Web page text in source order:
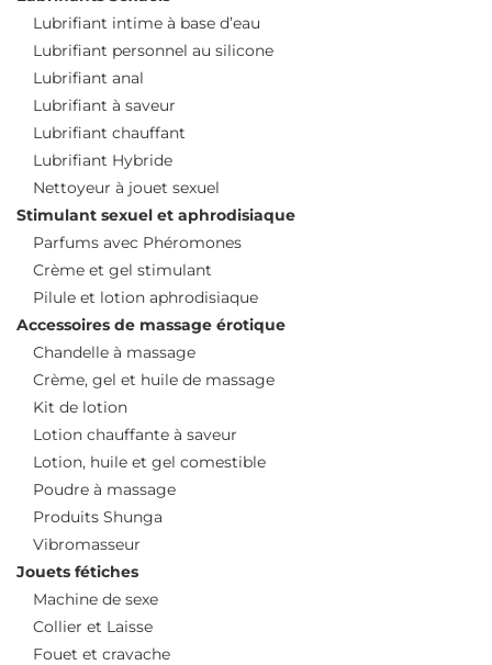
Lubrifiant intime à base d’eau
Lubrifiant personnel au silicone
Lubrifiant anal
Lubrifiant à saveur
Lubrifiant chauffant
Lubrifiant Hybride
Nettoyeur à jouet sexuel
Stimulant sexuel et aphrodisiaque
Parfums avec Phéromones
Crème et gel stimulant
Pilule et lotion aphrodisiaque
Accessoires de massage érotique
Chandelle à massage
Crème, gel et huile de massage
Kit de lotion
Lotion chauffante à saveur
Lotion, huile et gel comestible
Poudre à massage
Produits Shunga
Vibromasseur
Jouets fétiches
Machine de sexe
Collier et Laisse
Fouet et cravache